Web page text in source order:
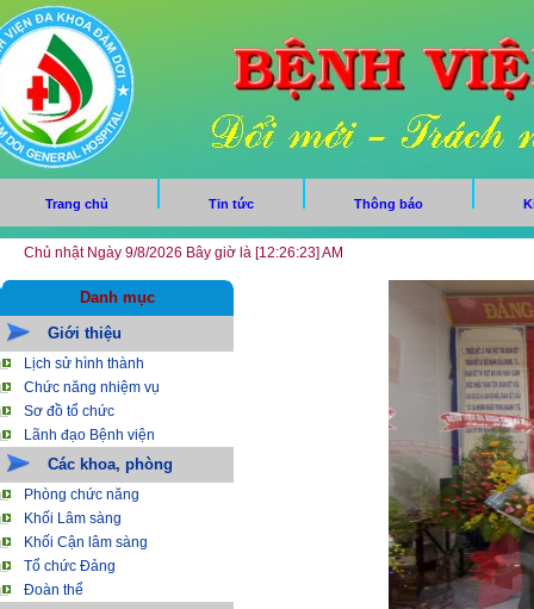
Trang chủ Tin tức Thông báo
Chủ nhật Ngày 9/8/2026 Bây giờ là [12:26:23] AM
Danh mục
Giới thiệu
Lịch sử hình thành
Chức năng nhiệm vụ
Sơ đồ tổ chức
Lãnh đạo Bệnh viện
Các khoa, phòng
Phòng chức năng
Khối Lâm sàng
Khối Cận lâm sàng
Tổ chức Đảng
Đoàn thể